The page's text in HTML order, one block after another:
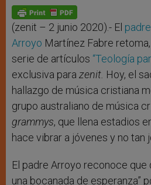
p
p
g
e
r
o
k
(zenit – 2 junio 2020).- El
Arroyo Martínez Fabre
serie de artículos “Teología
exclusiva para zenit. Hoy, el
hallazgo de música cristiana
grupo australiano de música
grammys, que llena estadios
hace vibrar a jóvenes y no tan
El padre Arroyo reconoce que
una bocanada de esperanza”